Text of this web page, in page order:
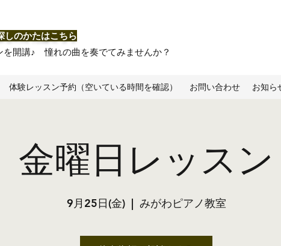
開講♪ 憧れの曲を奏でてみませんか？
しのかたはこちら
体験レッスン予約（空いている時間を確認） お問い合わせ お知ら
金曜日レッスン
9月25日(金)
  |
みがわピアノ教室